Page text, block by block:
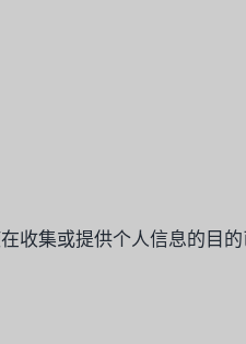
收集或提供个人信息的目